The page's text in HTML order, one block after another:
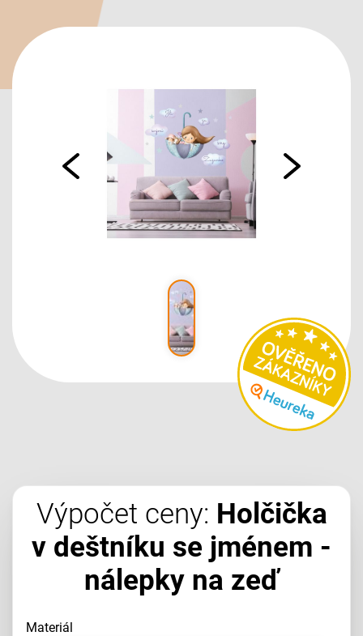
Výpočet ceny: Holčička
v deštníku se jménem -
nálepky na zeď
materiál